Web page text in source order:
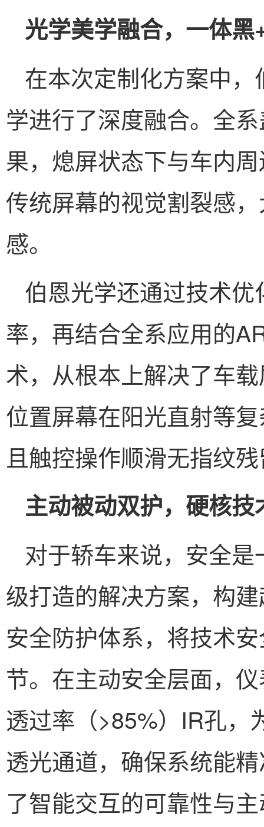
光学美学融合，一体
在本次定制化方案中
学进行了深度融合。全
果，熄屏状态下与车内
传统屏幕的视觉割裂感
感。
伯恩光学还通过技术
率，再结合全系应用的
术，从根本上解决了车
位置屏幕在阳光直射等
且触控操作顺滑无指纹
主动被动双护，硬核
对于轿车来说，安全
级打造的解决方案，构
安全防护体系，将技术
节。在主动安全层面，
透过率（>85%）IR孔，
透光通道，确保系统能
了智能交互的可靠性与